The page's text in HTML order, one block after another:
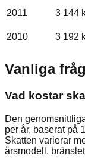
2011 3 144
2010 3 192
Vanliga
Vad kostar
Den
per år, baserat på
Skatten varierar
årsmodell,